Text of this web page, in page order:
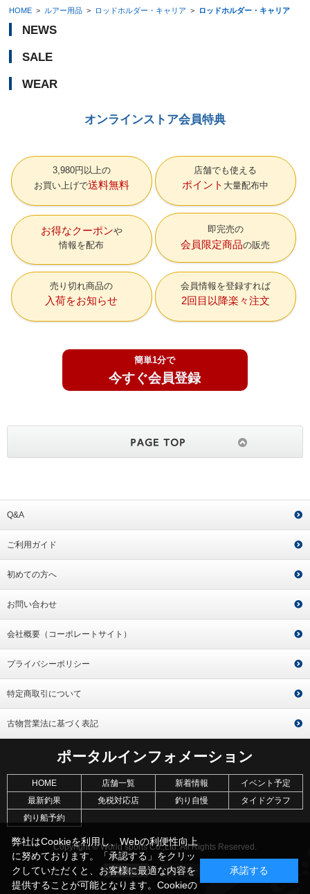
HOME > ルアー用品 > ロッドホルダー・キャリア > ロッドホルダー・キャリア
NEWS
SALE
WEAR
オンラインストア会員特典
3,980円以上の
お買い上げで送料無料
店舗でも使える
ポイント 大量配布中
お得なクーポン
情報を配布
即完売の
会員限定商品の販売
売り切れ商品の
入荷をお知らせ
会員情報を登録すれば
2回目以降楽々注文
簡単1分で
今すぐ会員登録
Q&A
ご利用ガイド
初めての方へ
お問い合わせ
会社概要（コーポレートサイト）
プライバシーポリシー
特定商取引について
古物営業法に基づく表記
ポータルインフォメーション
HOME 店舗一覧 新着情報
イベント予定
最新釣果
免税対応店 釣り自慢
タイドグラフ
釣り船予約
Copyright © World sports Co.,Ltd. All Rights Reserved.
弊社はCookieを利用し、Webの利便性向上
に努めております。「承認する」をクリッ
クしていただくと、お客様に最適な内容を
提供することが可能となります。Cookieの
承諾する